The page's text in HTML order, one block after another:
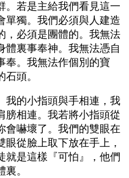
若是主給我們看見這一
單獨。我們必須與人建造
，必須是團體的。我無法
體裏事奉神。我無法憑自
奉。我無法作個別的寶
頭。
我的小指頭與手相連，我
膀相連。我若將小指頭從
會嚇壞了。我們的雙眼在
從臉上取下放在手上，
就是這樣『可怕』，他們
。